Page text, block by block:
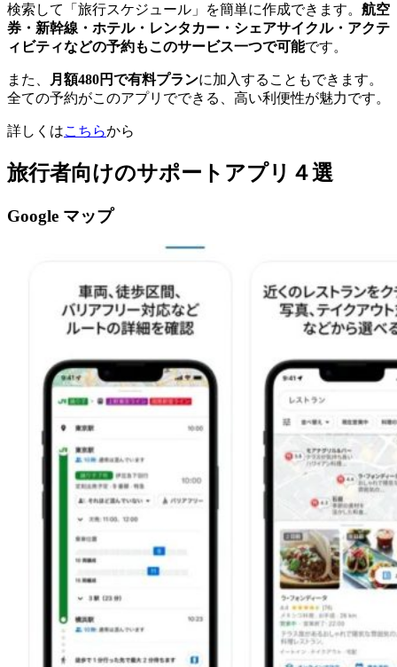
検索して「旅行スケジュール」を簡単に作成できます。 航空
券・新幹線・ホテル・レンタカー・シェアサイクル・アクテ
ィビティなどの予約もこのサービス一つで可能です。
また、 月額480円で有料プランに加入することもできます。
全ての予約がこのアプリでできる、高い利便性が魅力です。
詳しくはこちらから
旅行者向けのサポートアプリ４選
Google マップ